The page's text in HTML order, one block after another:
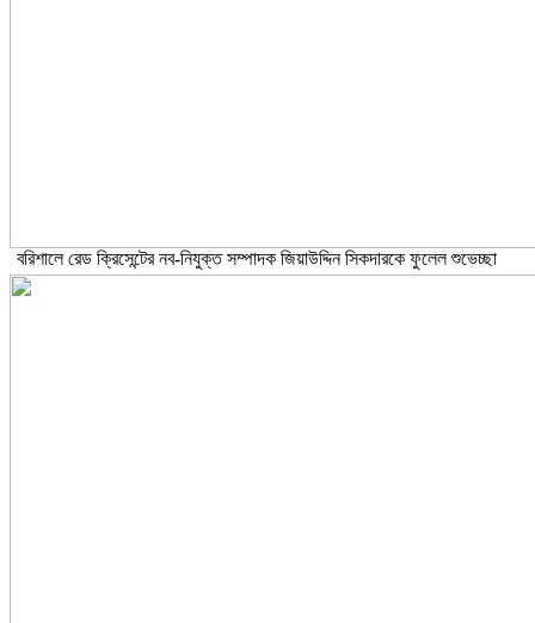
বরিশালে রেড ক্রিসেন্টের নব-নিযুক্ত সম্পাদক জিয়াউদ্দিন সিকদারকে ফুলেল শুভেচ্ছা